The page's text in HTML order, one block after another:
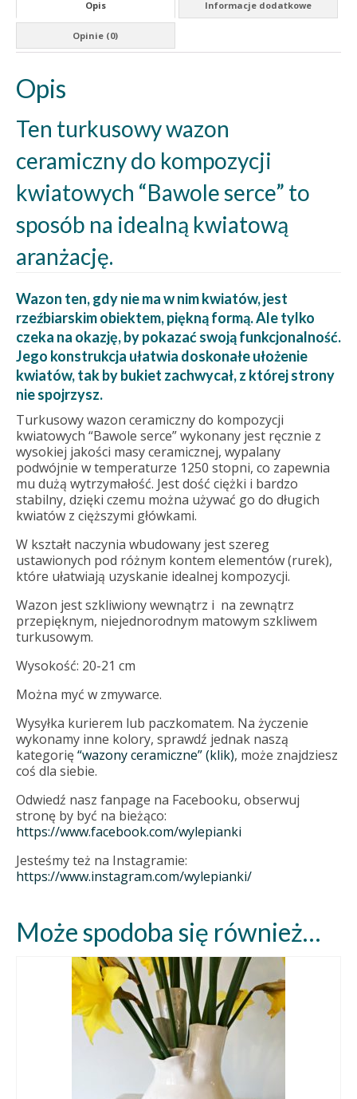
Opis Informacje dodatkowe
Opinie (0)
Opis
Ten turkusowy wazon
ceramiczny do kompozycji
kwiatowych “Bawole serce” to
sposób na idealną kwiatową
aranżację.
Wazon ten, gdy nie ma w nim kwiatów, jest
rzeźbiarskim obiektem, piękną formą. Ale tylko
czeka na okazję, by pokazać swoją funkcjonalność.
Jego konstrukcja ułatwia doskonałe ułożenie
kwiatów, tak by bukiet zachwycał, z której strony
nie spojrzysz.
Turkusowy wazon ceramiczny do kompozycji
kwiatowych “Bawole serce” wykonany jest ręcznie z
wysokiej jakości masy ceramicznej, wypalany
podwójnie w temperaturze 1250 stopni, co zapewnia
mu dużą wytrzymałość. Jest dość ciężki i bardzo
stabilny, dzięki czemu można używać go do długich
kwiatów z cięższymi główkami.
W kształt naczynia wbudowany jest szereg
ustawionych pod różnym kontem elementów (rurek),
które ułatwiają uzyskanie idealnej kompozycji.
Wazon jest szkliwiony wewnątrz i na zewnątrz
przepięknym, niejednorodnym matowym szkliwem
turkusowym.
Wysokość: 20-21 cm
Można myć w zmywarce.
Wysyłka kurierem lub paczkomatem. Na życzenie
wykonamy inne kolory, sprawdź jednak naszą
kategorię“wazony ceramiczne” (klik), może znajdziesz
coś dla siebie.
Odwiedź nasz fanpage na Facebooku, obserwuj
stronę by być na bieżąco:
https://www.facebook.com/wylepianki
Jesteśmy też na Instagramie:
https://www.instagram.com/wylepianki/
Może spodoba się również…